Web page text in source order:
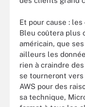
Et pour cause :
Bleu coûtera plus
américain, que
ailleurs les
rien à craindre des
se tourneront
AWS pour des
sa technique,